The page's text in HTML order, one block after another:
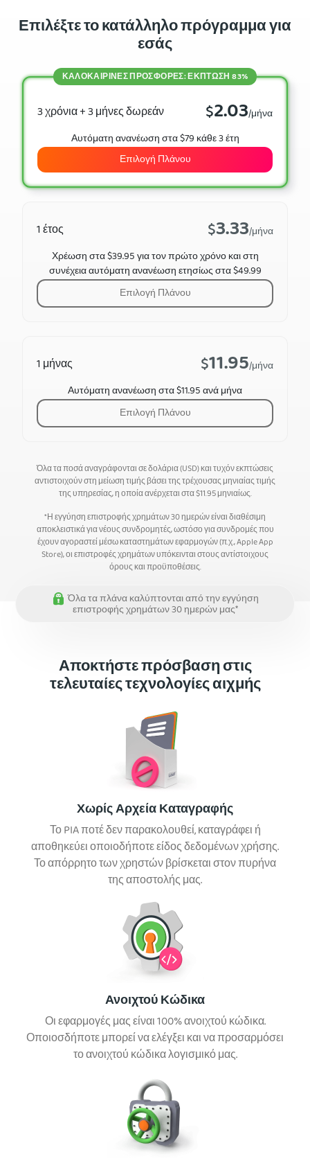
Επιλέξτε το κατάλληλο πρόγραμμα για
εσάς
1 μήνας $11.95/μήνα
Αυτόματη ανανέωση στα $11.95 ανά μήνα
Επιλογή Πλάνου
3 χρόνια + 3 μήνες δωρεάν $2.03/μήνα
ΚΑΛΟΚΑΙΡΙΝΈΣ ΠΡΟΣΦΟΡΈΣ: ΈΚΠΤΩΣΗ 83%
Αυτόματη ανανέωση στα $79 κάθε 3 έτη
Επιλογή Πλάνου
1 έτος $3.33/μήνα
Χρέωση στα $39.95 για τον πρώτο χρόνο και στη
συνέχεια αυτόματη ανανέωση ετησίως στα $49.99
Επιλογή Πλάνου
Όλα τα ποσά αναγράφονται σε δολάρια (USD) και τυχόν εκπτώσεις
αντιστοιχούν στη μείωση τιμής βάσει της τρέχουσας μηνιαίας τιμής
της υπηρεσίας, η οποία ανέρχεται στα$11.95μηνιαίως.
*Η εγγύηση επιστροφής χρημάτων 30 ημερών είναι διαθέσιμη
αποκλειστικά για νέους συνδρομητές, ωστόσο για συνδρομές που
έχουν αγοραστεί μέσω καταστημάτων εφαρμογών (π.χ., Apple App
Store), οι επιστροφές χρημάτων υπόκεινται στους αντίστοιχους
όρους και προϋποθέσεις.
Όλα τα πλάνα καλύπτονται από την εγγύηση
επιστροφής χρημάτων 30 ημερών μας*
Αποκτήστε πρόσβαση στις
τελευταίες τεχνολογίες αιχμής
Χωρίς Αρχεία Καταγραφής
Το PIA ποτέ δεν παρακολουθεί, καταγράφει ή
αποθηκεύει οποιοδήποτε είδος δεδομένων χρήσης.
Το απόρρητο των χρηστών βρίσκεται στον πυρήνα
της αποστολής μας.
Ανοιχτού Κώδικα
Οι εφαρμογές μας είναι 100% ανοιχτού κώδικα.
Οποιοσδήποτε μπορεί να ελέγξει και να προσαρμόσει
το ανοιχτού κώδικα λογισμικό μας.